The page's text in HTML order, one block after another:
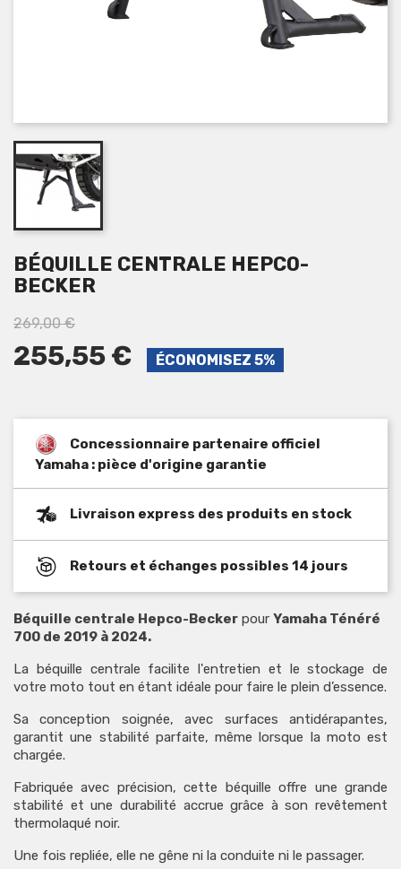
BÉQUILLE CENTRALE HEPCO-
BECKER
269,00 €
255,55 € ÉCONOMISEZ 5%
Concessionnaire partenaire officiel
Yamaha : pièce d'origine garantie
Livraison express des produits en stock
Retours et échanges possibles 14 jours
Béquille centrale Hepco-Becker pour Yamaha Ténéré
700 de 2019 à 2024.
La béquille centrale facilite l'entretien et le stockage de
votre moto tout en étant idéale pour faire le plein d’essence.
Sa conception soignée, avec surfaces antidérapantes,
garantit une stabilité parfaite, même lorsque la moto est
chargée.
Fabriquée avec précision, cette béquille offre une grande
stabilité et une durabilité accrue grâce à son revêtement
thermolaqué noir.
Une fois repliée, elle ne gêne ni la conduite ni le passager.